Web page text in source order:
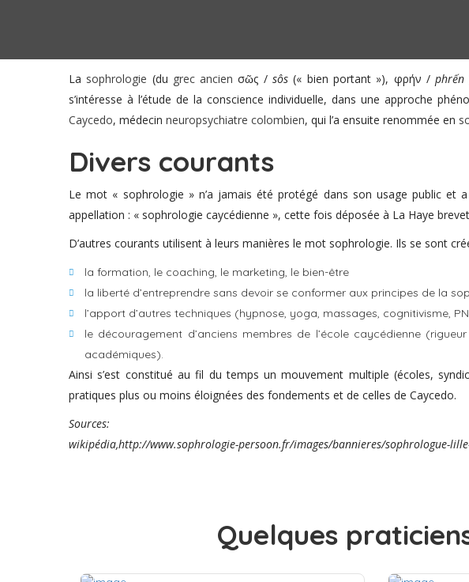
La sophrologie (du grec ancien σῶς /sôs (« bien portant »), φρήν /phrến
s’intéresse à l’étude de la conscience individuelle, dans une approche
Caycedo, médecin neuropsychiatre colombien, qui l’a ensuite renommée en
Divers courants
Le mot « sophrologie » n’a jamais été protégé dans son usage public
appellation : « sophrologie caycédienne », cette fois déposée à La Haye
D’autres courants utilisent à leurs manières le mot sophrologie. Ils se sont
la formation, le coaching, le marketing, le bien-être
la liberté d’entreprendre sans devoir se conformer aux principes de la
l’apport d’autres techniques (hypnose, yoga, massages, cognitivisme,
le découragement d’anciens membres de l’école caycédienne
académiques).
Ainsi s’est constitué au fil du temps un mouvement multiple (écoles,
pratiques plus ou moins éloignées des fondements et de celles de Caycedo.
Sources:
wikipédia,http://www.sophrologie-persoon.fr/images/bannieres/sophrologue-
Quelques